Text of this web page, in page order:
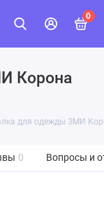
0
Корона
для одежды ЗМИ
0 Вопросы и